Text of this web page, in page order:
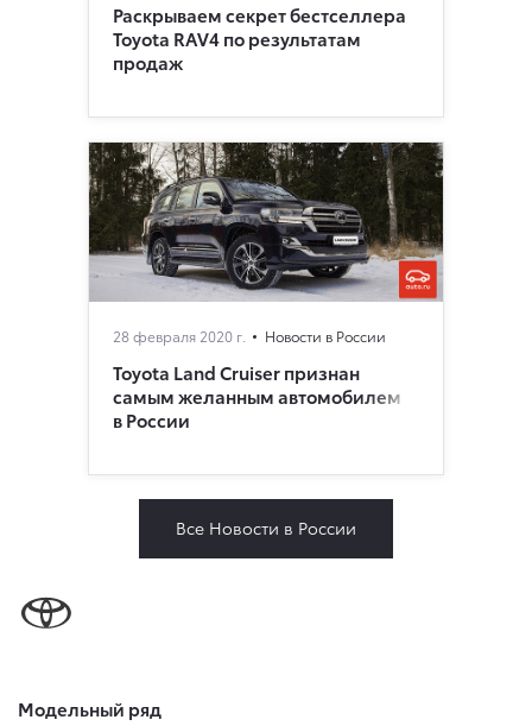
Раскрываем секрет бестселлера
Toyota RAV4 по результатам
продаж
28 февраля 2020 г. Новости в России
Toyota Land Cruiser признан
самым желанным автомобилем
в России
Все Новости в России
Модельный ряд